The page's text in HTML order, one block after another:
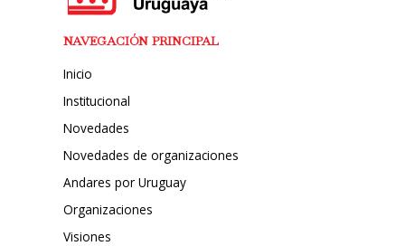
NAVEGACIÓN PRINCIPAL
Inicio
Institucional
Novedades
Novedades de organizaciones
Andares por Uruguay
Organizaciones
Visiones